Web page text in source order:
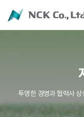
투명한 경영과 협력사